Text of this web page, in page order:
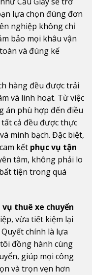
lựa chọn đúng đơn
nghiệp không chỉ
bảo mọi khâu vận
và đúng kế
hàng đều được trải
và linh hoạt. Từ việc
án phù hợp đến điều
cả đều được thực
minh bạch. Đặc biệt,
kết phục vụ tận
tâm, không phải lo
tiện trong quá
vụ thuê xe chuyển
vừa tiết kiệm lại
chính là lựa
đồng hành cùng
giúp mọi công
và trọn vẹn hơn